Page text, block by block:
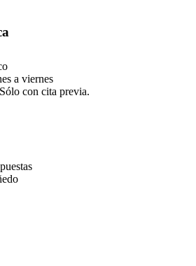
a viernes
con cita previa.